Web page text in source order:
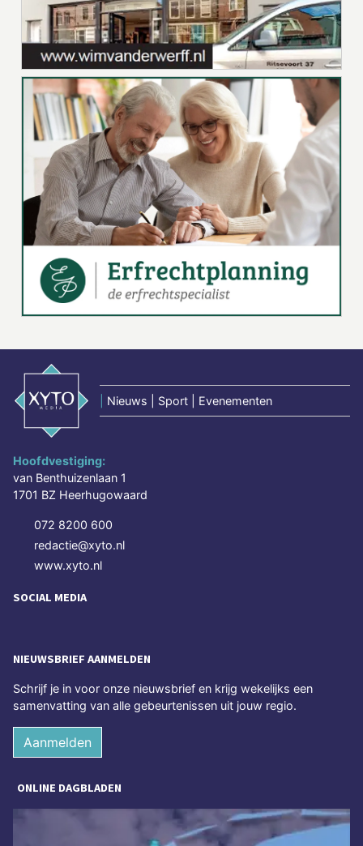
Nieuws | Sport | Evenementen
Hoofdvestiging:
van Benthuizenlaan 1
1701 BZ Heerhugowaard
072 8200 600
redactie@xyto.nl
www.xyto.nl
SOCIAL MEDIA
NIEUWSBRIEF AANMELDEN
Schrijf je in voor onze nieuwsbrief en krijg wekelijks een
samenvatting van alle gebeurtenissen uit jouw regio.
Aanmelden
ONLINE DAGBLADEN